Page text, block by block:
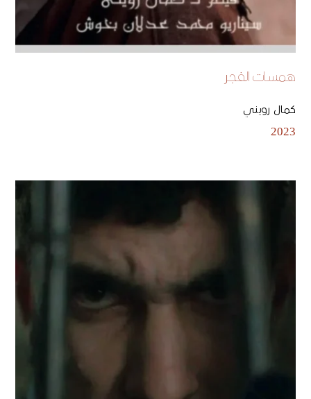
همسات الفجر
كمال رويني
2023